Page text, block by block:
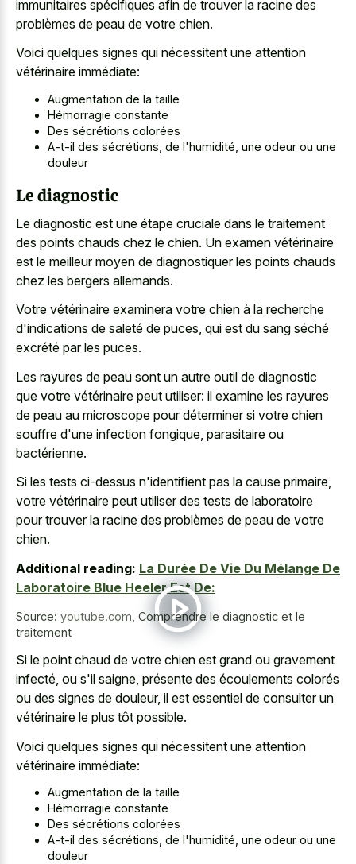
immunitaires spécifiques afin de trouver la racine des
problèmes de peau de votre chien.
Voici quelques signes qui nécessitent une attention
vétérinaire immédiate:
Augmentation de la taille
Hémorragie constante
Des sécrétions colorées
A-t-il des sécrétions, de l'humidité, une odeur ou une
douleur
Le diagnostic
Le diagnostic est une étape cruciale dans le traitement
des points chauds chez le chien. Un examen vétérinaire
est le meilleur moyen de diagnostiquer les points chauds
chez les bergers allemands.
Votre vétérinaire examinera votre chien à la recherche
d'indications de saleté de puces, qui est du sang séché
excrété par les puces.
Les rayures de peau sont un autre outil de diagnostic
que votre vétérinaire peut utiliser: il examine les rayures
de peau au microscope pour déterminer si votre chien
souffre d'une infection fongique, parasitaire ou
bactérienne.
Si les tests ci-dessus n'identifient pas la cause primaire,
votre vétérinaire peut utiliser des tests de laboratoire
pour trouver la racine des problèmes de peau de votre
chien.
Additional reading: La Durée De Vie Du Mélange De
Laboratoire Blue Heeler Est De:
Source: youtube.com Comprendre le diagnostic et le
traitement
Si le point chaud de votre chien est grand ou gravement
infecté, ou s'il saigne, présente des écoulements colorés
ou des signes de douleur, il est essentiel de consulter un
vétérinaire le plus tôt possible.
Voici quelques signes qui nécessitent une attention
vétérinaire immédiate:
Augmentation de la taille
Hémorragie constante
Des sécrétions colorées
A-t-il des sécrétions, de l'humidité, une odeur ou une
douleur